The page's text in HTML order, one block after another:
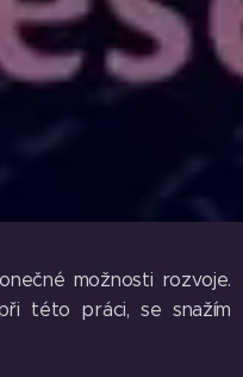
možnosti rozvoje.
této práci, se snažím